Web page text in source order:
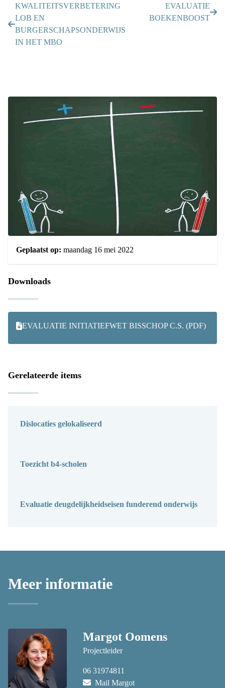
KWALITEITSVERBETERING
LOB EN
BURGERSCHAPSONDERWIJS
IN HET MBO
EVALUATIE
BOEKENBOOST
Geplaatst op: maandag 16 mei 2022
Downloads
EVALUATIE INITIATIEFWET BISSCHOP C.S. (PDF)
Gerelateerde items
Dislocaties gelokaliseerd
Toezicht b4-scholen
Evaluatie deugdelijkheidseisen funderend onderwijs
Meer informatie
Margot Oomens
Projectleider
06 31974811
Mail Margot